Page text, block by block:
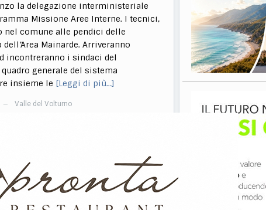
la delegazione interministeriale
Missione Aree Interne. I tecnici,
comune alle pendici delle
Mainarde. Arriveranno
incontreranno i sindaci del
generale del sistema
insieme le [Leggi di più…]
— Valle del Volturno
di Castel San Vincenzo
la presentazione della decima